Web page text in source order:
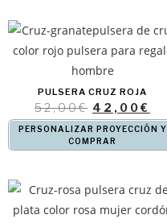
PULSERA CRUZ ROJA
52,00€ 42,00€
PERSONALIZAR PROYECCIÓN Y
COMPRAR